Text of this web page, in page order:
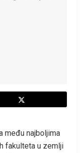
među najboljima
fakulteta u zemlji